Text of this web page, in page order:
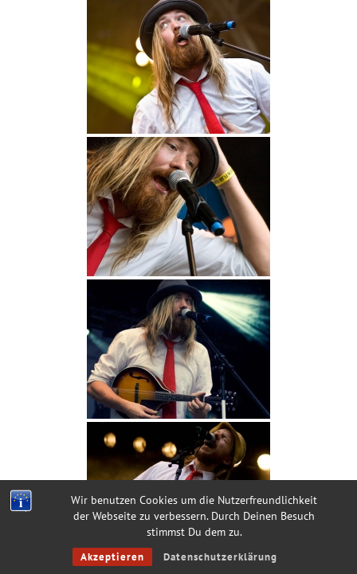
Wir benutzen Cookies um die Nutzerfreundlichkeit
der Webseite zu verbessern. Durch Deinen Besuch
stimmst Du dem zu.
Akzeptieren Datenschutzerklärung